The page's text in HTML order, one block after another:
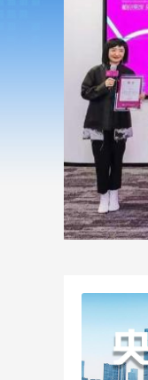
体育
VIP会员
财经
大国智造